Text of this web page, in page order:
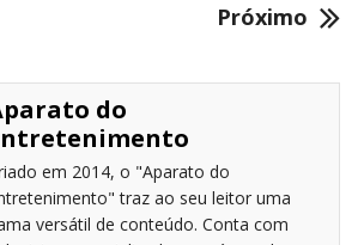
Próximo
do
em 2014, o "Aparato do
traz ao seu leitor uma
versátil de conteúdo. Conta com